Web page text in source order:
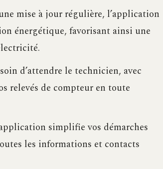
mise à jour régulière, l’application
énergétique, favorisant ainsi une
d’attendre le technicien, avec
relevés de compteur en toute
simplifie vos démarches
les informations et contacts